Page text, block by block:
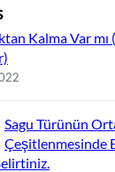
Kalma Var
Sagu Türünün
Çeşitlenmesinde